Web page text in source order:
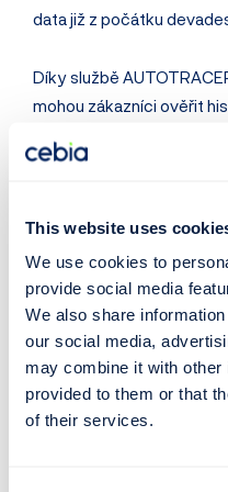
This website uses
We use cookies to
provide social media
We also share
our social media,
may combine it with other
provided to them or that
of their services.
data již z počátku
Díky službě
mohou zákazníci ověřit
také to, zda nebylo auto
skutečný rok jeho výroby
může vidět, jak a za kolik
je jeho skutečná aktuální
Systém AUTOTRACER
pouze v rámci ČR, ale u
informace i ze zahraničí.
AUTOTRACER vnímáme,